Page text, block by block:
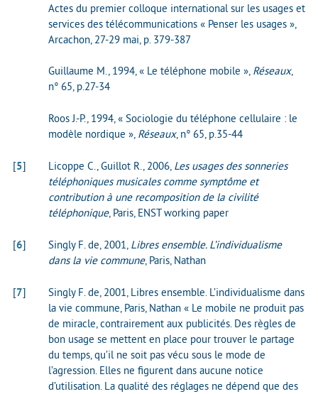
Actes du premier colloque international sur les usages et
services des télécommunications « Penser les usages »,
Arcachon, 27-29 mai, p. 379-387
Guillaume M., 1994, « Le téléphone mobile », Réseaux,
n° 65, p.27-34
Roos J.-P., 1994, « Sociologie du téléphone cellulaire : le
modèle nordique », Réseaux, n° 65, p.35-44
[5] Licoppe C., Guillot R., 2006, Les usages des sonneries
téléphoniques musicales comme symptôme et
contribution à une recomposition de la civilité
téléphonique, Paris, ENST working paper
[6] Singly F. de, 2001, Libres ensemble. L’individualisme
dans la vie commune, Paris, Nathan
[7]
Singly F. de, 2001, Libres ensemble. L’individualisme dans
la vie commune, Paris, Nathan « Le mobile ne produit pas
de miracle, contrairement aux publicités. Des règles de
bon usage se mettent en place pour trouver le partage
du temps, qu’il ne soit pas vécu sous le mode de
l’agression. Elles ne figurent dans aucune notice
d’utilisation. La qualité des réglages ne dépend que des